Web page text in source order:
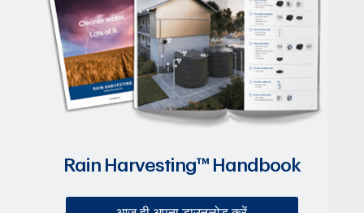
Rain Harvesting™ Handbook